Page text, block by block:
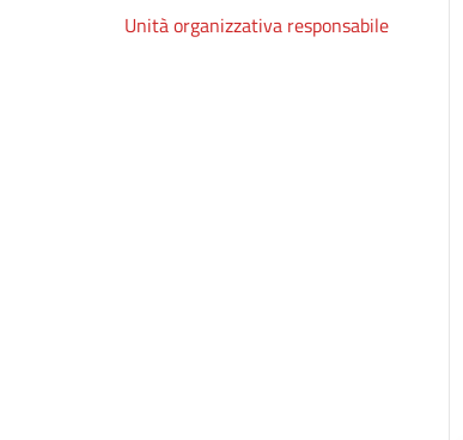
Unità organizzativa responsabile